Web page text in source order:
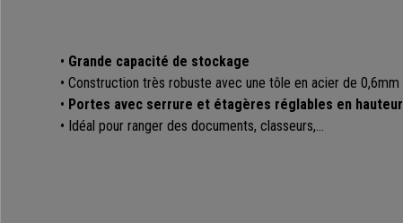
• Grande capacité de stockage
• Construction très robuste avec une tôle en acier de 0,6mm
• Portes avec serrure et étagères réglables en hauteur
• Idéal pour ranger des documents, classeurs,…